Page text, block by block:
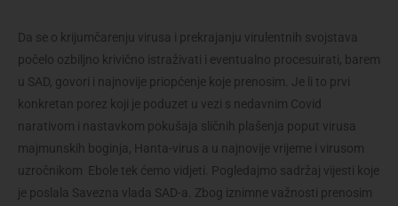
Da se o krijumčarenju virusa i prekrajanju virulentnih svojstava
počelo ozbiljno krivično istraživati i eventualno procesuirati, barem
u SAD, govori i najnovije priopćenje koje prenosim. Je li to prvi
konkretan porez koji je poduzet u vezi s nedavnim Covid
narativom i nastavkom pokušaja sličnih plašenja poput virusa
majmunskih boginja, Hanta-virus a u najnovije vrijeme i virusom
uzročnikom Ebole tek ćemo vidjeti. Pogledajmo sadržaj vijesti koje
je poslala Savezna vlada SAD-a. Zbog iznimne važnosti prenosim